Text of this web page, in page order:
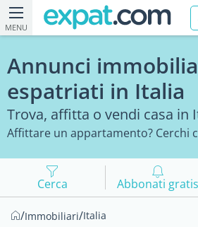
MENU
Annunci
espatriati in Italia
Trova, affitta o vendi casa in
Affittare un appartamento? Cerchi
Cerca Abbonati gratis
/Immobiliari/Italia